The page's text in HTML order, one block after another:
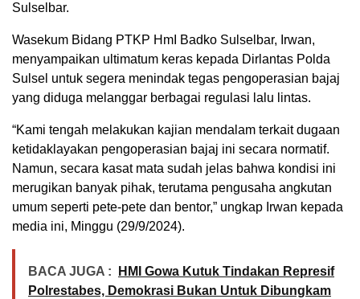
Sulselbar.
Wasekum Bidang PTKP HmI Badko Sulselbar, Irwan,
menyampaikan ultimatum keras kepada Dirlantas Polda
Sulsel untuk segera menindak tegas pengoperasian bajaj
yang diduga melanggar berbagai regulasi lalu lintas.
“Kami tengah melakukan kajian mendalam terkait dugaan
ketidaklayakan pengoperasian bajaj ini secara normatif.
Namun, secara kasat mata sudah jelas bahwa kondisi ini
merugikan banyak pihak, terutama pengusaha angkutan
umum seperti pete-pete dan bentor,” ungkap Irwan kepada
media ini, Minggu (29/9/2024).
BACA JUGA :
HMI Gowa Kutuk Tindakan Represif
Polrestabes, Demokrasi Bukan Untuk Dibungkam